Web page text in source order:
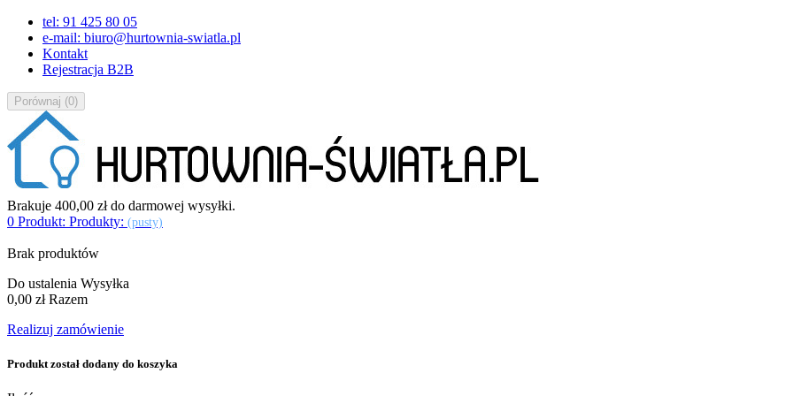
tel: 91 425 80 05
e-mail: biuro@hurtownia-swiatla.pl
Kontakt
Rejestracja B2B
Porównaj (0)
Brakuje 400,00 złdo darmowej wysyłki.
0 Produkt: Produkty: (pusty)
Brak produktów
Do ustalenia Wysyłka
0,00 zł Razem
Realizuj zamówienie
Produkt został dodany do koszyka